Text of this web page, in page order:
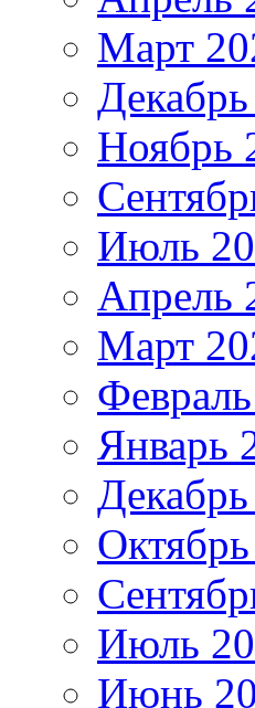
Март
Ноябрь
Июль
Апрель
Март
Январь
Июль
Июнь